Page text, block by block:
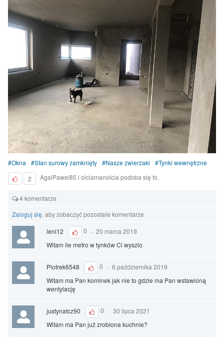
Okna Stan surowy zamknięty Nasze zwierzaki
Tynki wewnętrzne
2
AgaiPawel85 i olciamanolcia podoba się to.
4 komentarze
Zaloguj się, aby zobaczyć pozostałe komentarze
leni12
0 ·20 marca 2019
Witam ile metro w tynków Ci wyszlo
Piotrek6548 0 ·6 października 2019
Witam ma Pan kominek jak nie to gdzie ma Pan wstawioną
wentylację
justynatcz90 0 ·30 lipca 2021
Witam ma Pan już zrobiona kuchnie?